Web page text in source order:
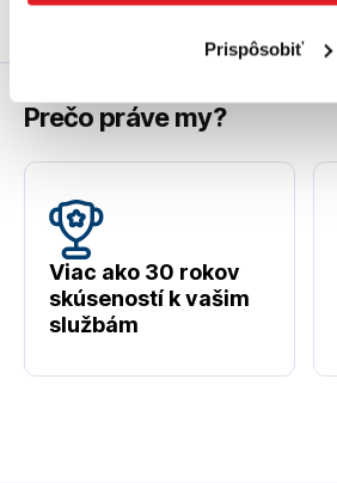
Prispôsobiť
Prečo práve my?
Viac ako 30 rokov
skúseností k vašim
službám